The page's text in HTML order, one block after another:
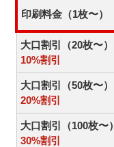
印刷料金（1枚〜）
大口割引（20枚〜）
10%割引
大口割引（50枚〜）
20%割引
大口割引（100枚〜）
30%割引